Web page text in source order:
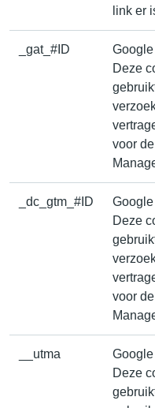
link er
_gat_#ID
Deze
voor
_dc_gtm_#ID
Deze
voor
__utma
Deze